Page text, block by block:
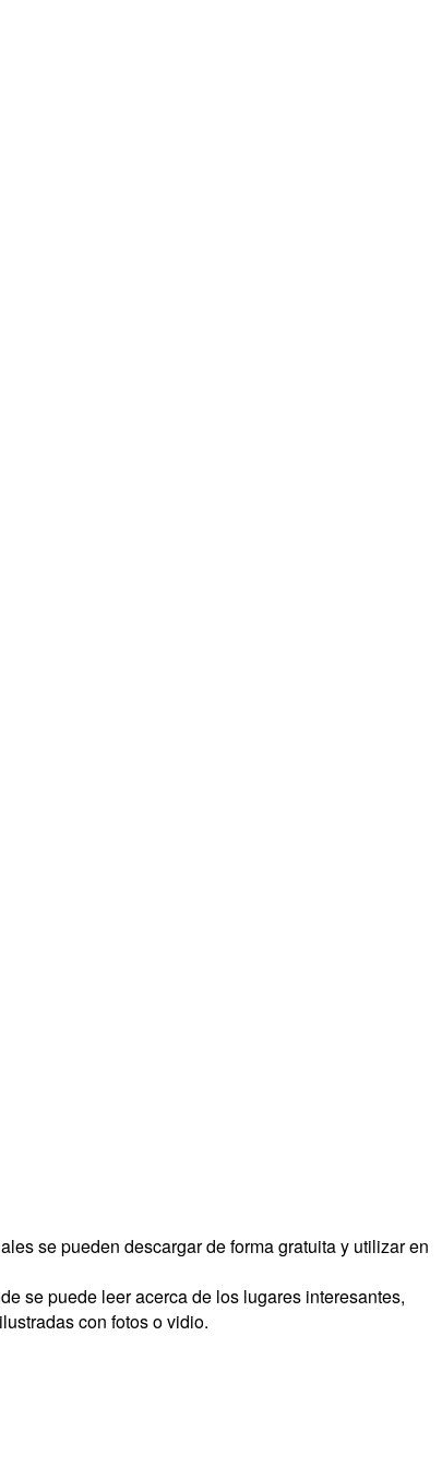
se pueden descargar de forma gratuita y utilizar en
se puede leer acerca de los lugares interesantes,
con fotos o vidio.